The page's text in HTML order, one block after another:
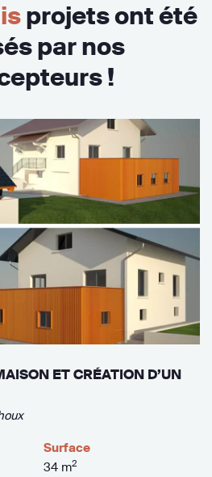
projets ont été
par nos
!
ET CRÉATION D’UN
Surface
34 m2